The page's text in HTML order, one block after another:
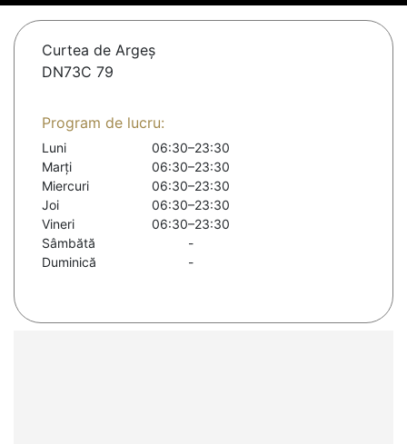
Curtea de Argeş
DN73C 79
Program de lucru:
Luni
06:30–23:30
Marți
06:30–23:30
Miercuri
06:30–23:30
Joi
06:30–23:30
Vineri
06:30–23:30
Sâmbătă
-
Duminică
-